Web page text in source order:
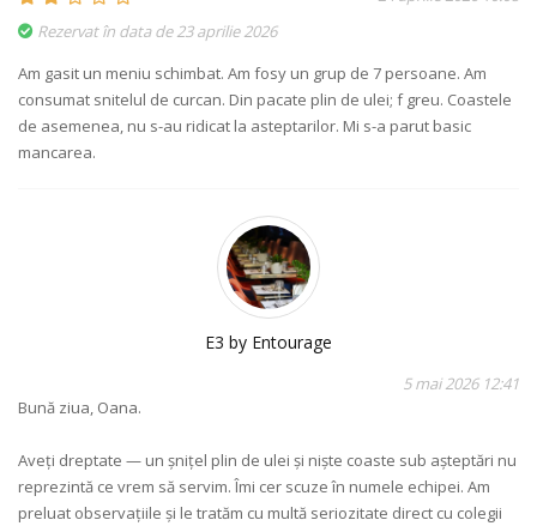
Rezervat în data de 23 aprilie 2026
Am gasit un meniu schimbat. Am fosy un grup de 7 persoane. Am
consumat snitelul de curcan. Din pacate plin de ulei; f greu. Coastele
de asemenea, nu s-au ridicat la asteptarilor. Mi s-a parut basic
mancarea.
E3 by Entourage
5 mai 2026 12:41
Bună ziua, Oana.
Aveți dreptate — un șnițel plin de ulei și niște coaste sub așteptări nu
reprezintă ce vrem să servim. Îmi cer scuze în numele echipei. Am
preluat observațiile și le tratăm cu multă seriozitate direct cu colegii